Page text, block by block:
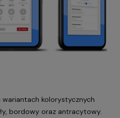
kolorystycznych
bordowy oraz antracytowy.